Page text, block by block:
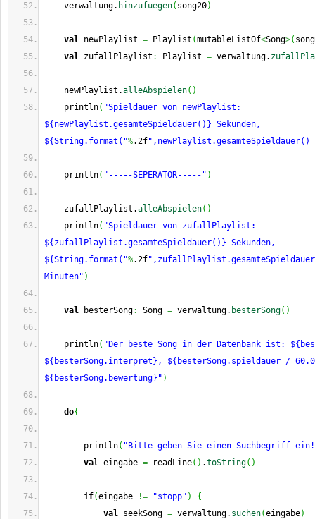
verwaltung. hinzufuegen( song20)
val newPlaylist = Playlist (mutableListOf<Song>(
val zufallPlaylist : Playlist = verwaltung.
newPlaylist.alleAbspielen( )
println( "Spieldauer von newPlaylist:
${newPlaylist.gesamteSpieldauer()} Sekunden,
${String.format("%.2f
println( "-----SEPERATOR-----" )
zufallPlaylist.alleAbspielen( )
println( "Spieldauer von zufallPlaylist:
${zufallPlaylist.gesamteSpieldauer()} Sekunden,
${String.format("%.2f
Minuten" )
val besterSong: Song = verwaltung. besterSong( )
println( "Der beste Song in der Datenbank ist:
${besterSong.interpret}, ${besterSong.spieldauer /
${besterSong.bewertung}" )
do{
println( "Bitte geben Sie einen Suchbegriff
val eingabe = readLine( ) .toString( )
if(eingabe != "stopp" )
{
val seekSong = verwaltung. suchen(eingabe)